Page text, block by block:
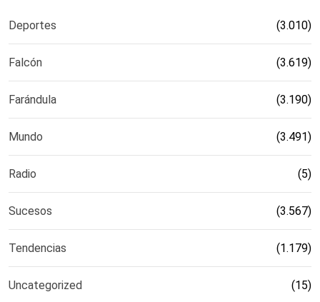
Deportes (3.010)
Falcón (3.619)
Farándula (3.190)
Mundo (3.491)
Radio (5)
Sucesos (3.567)
Tendencias (1.179)
Uncategorized (15)